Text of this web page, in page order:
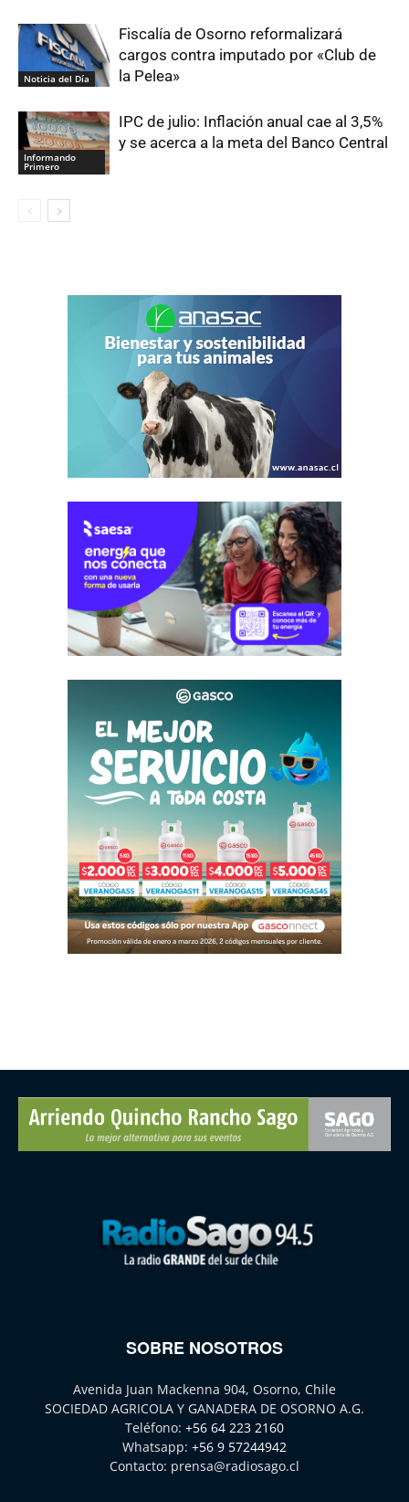
Noticia del Día
Fiscalía de Osorno reformalizará
cargos contra imputado por «Club de
la Pelea»
Informando
Primero
IPC de julio: Inflación anual cae al 3,5%
y se acerca a la meta del Banco Central
SOBRE NOSOTROS
Avenida Juan Mackenna 904, Osorno, Chile
SOCIEDAD AGRICOLA Y GANADERA DE OSORNO A.G.
Teléfono: +56 64 223 2160
Whatsapp: +56 9 57244942
Contacto: prensa@radiosago.cl